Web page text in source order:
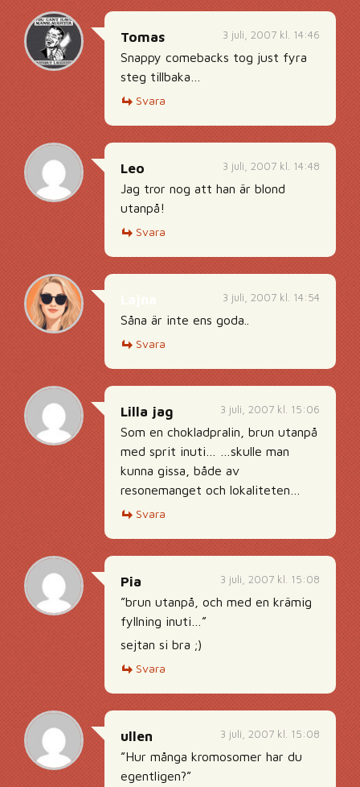
3 juli, 2007 kl. 14:46
Tomas
Snappy comebacks tog just fyra
steg tillbaka…
Svara
3 juli, 2007 kl. 14:48
Leo
Jag tror nog att han är blond
utanpå!
Svara
3 juli, 2007 kl. 14:54
Såna är inte ens goda..
Svara
3 juli, 2007 kl. 15:06
Lilla jag
Som en chokladpralin, brun utanpå
med sprit inuti… …skulle man
kunna gissa, både av
resonemanget och lokaliteten…
Svara
3 juli, 2007 kl. 15:08
Pia
”brun utanpå, och med en krämig
fyllning inuti…”
sejtan si bra ;)
Svara
3 juli, 2007 kl. 15:08
ullen
”Hur många kromosomer har du
egentligen?”